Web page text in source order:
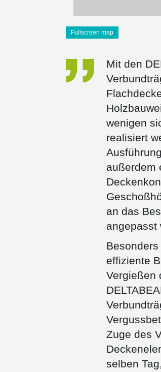
Fullscreen map
Mit den
wenigen
realisiert
außerdem
an das
angepasst
effiziente
Vergießen
Zuge des
selben